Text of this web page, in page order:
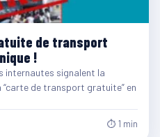
de transport
!
internautes signalent la
“carte de transport gratuite” en
⏱ 1 min